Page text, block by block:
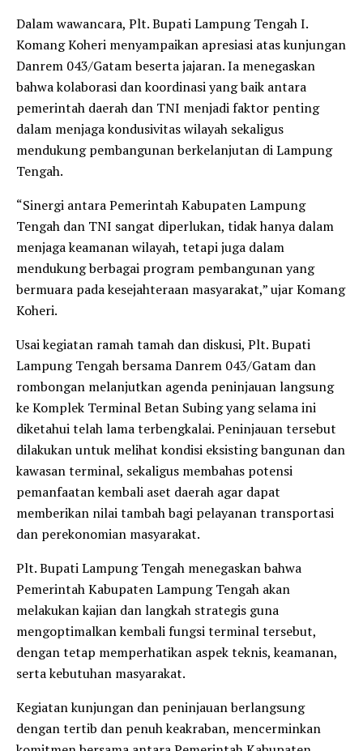
Dalam wawancara, Plt. Bupati Lampung Tengah I.
Komang Koheri menyampaikan apresiasi atas kunjungan
Danrem 043/Gatam beserta jajaran. Ia menegaskan
bahwa kolaborasi dan koordinasi yang baik antara
pemerintah daerah dan TNI menjadi faktor penting
dalam menjaga kondusivitas wilayah sekaligus
mendukung pembangunan berkelanjutan di Lampung
Tengah.
“Sinergi antara Pemerintah Kabupaten Lampung
Tengah dan TNI sangat diperlukan, tidak hanya dalam
menjaga keamanan wilayah, tetapi juga dalam
mendukung berbagai program pembangunan yang
bermuara pada kesejahteraan masyarakat,” ujar Komang
Koheri.
Usai kegiatan ramah tamah dan diskusi, Plt. Bupati
Lampung Tengah bersama Danrem 043/Gatam dan
rombongan melanjutkan agenda peninjauan langsung
ke Komplek Terminal Betan Subing yang selama ini
diketahui telah lama terbengkalai. Peninjauan tersebut
dilakukan untuk melihat kondisi eksisting bangunan dan
kawasan terminal, sekaligus membahas potensi
pemanfaatan kembali aset daerah agar dapat
memberikan nilai tambah bagi pelayanan transportasi
dan perekonomian masyarakat.
Plt. Bupati Lampung Tengah menegaskan bahwa
Pemerintah Kabupaten Lampung Tengah akan
melakukan kajian dan langkah strategis guna
mengoptimalkan kembali fungsi terminal tersebut,
dengan tetap memperhatikan aspek teknis, keamanan,
serta kebutuhan masyarakat.
Kegiatan kunjungan dan peninjauan berlangsung
dengan tertib dan penuh keakraban, mencerminkan